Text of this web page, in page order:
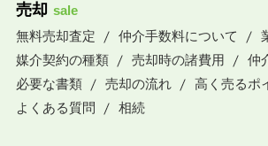
売却 sale
無料売却査定
仲介手数料について
媒介契約の種類
売却時の諸費用
仲
必要な書類
売却の流れ
高く売るポ
よくある質問
相続